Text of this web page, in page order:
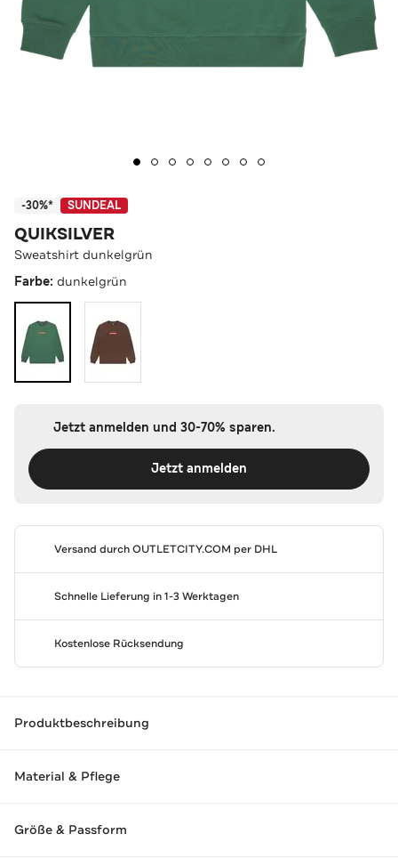
-30%* SUNDEAL
QUIKSILVER
Sweatshirt dunkelgrün
Farbe: dunkelgrün
Jetzt anmelden und 30-70% sparen.
Jetzt anmelden
Versand durchOUTLETCITY.COM per DHL
Schnelle Lieferung in 1-3 Werktagen
Kostenlose Rücksendung
Produktbeschreibung
Material & Pflege
Größe & Passform